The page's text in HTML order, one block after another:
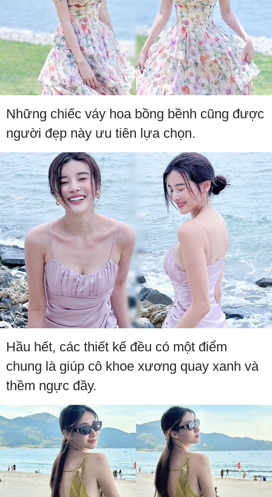
Những chiếc váy hoa bồng bềnh cũng được
người đẹp này ưu tiên lựa chọn.
Hầu hết, các thiết kế đều có một điểm
chung là giúp cô khoe xương quay xanh và
thềm ngực đầy.